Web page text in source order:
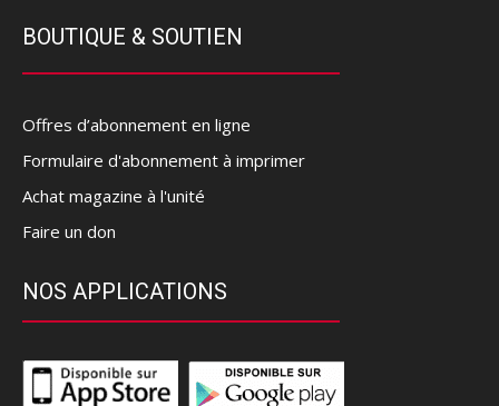
BOUTIQUE & SOUTIEN
Offres d’abonnement en ligne
Formulaire d'abonnement à imprimer
Achat magazine à l'unité
Faire un don
NOS APPLICATIONS